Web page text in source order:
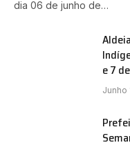
dia 06 de junho de…
e 7
Junho